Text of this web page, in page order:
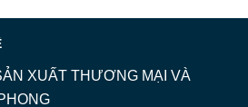
XUẤT THƯƠNG MẠI VÀ